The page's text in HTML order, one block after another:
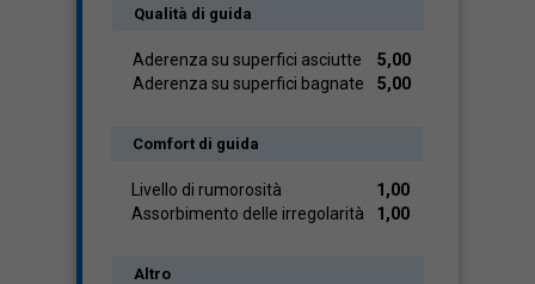
Qualità di guida
Aderenza su superfici asciutte
5,00
Aderenza su superfici bagnate
5,00
Comfort di guida
Livello di rumorosità
1,00
Assorbimento delle irregolarità
1,00
Altro